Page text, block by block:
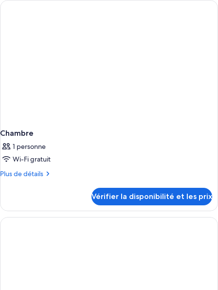
»
de
Chambre
1 personne
Wi-Fi gratuit
Plus de détails
Plus
le
type
de
Vérifier la disponibilité et les prix